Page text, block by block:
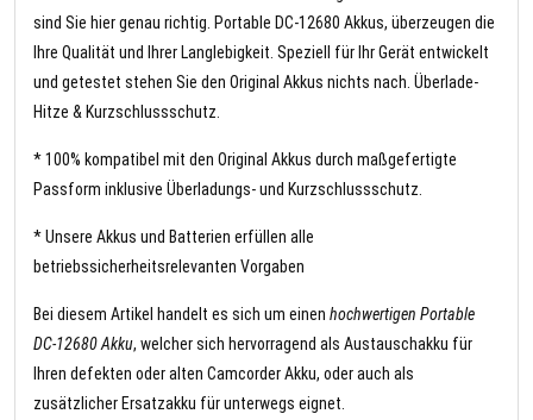
sind Sie hier genau richtig. Portable DC-12680 Akkus, überzeugen die
Ihre Qualität und Ihrer Langlebigkeit. Speziell für Ihr Gerät entwickelt
und getestet stehen Sie den Original Akkus nichts nach. Überlade-
Hitze & Kurzschlussschutz.
* 100% kompatibel mit den Original Akkus durch maßgefertigte
Passform inklusive Überladungs- und Kurzschlussschutz.
* Unsere Akkus und Batterien erfüllen alle
betriebssicherheitsrelevanten Vorgaben
Bei diesem Artikel handelt es sich um einen hochwertigen Portable
DC-12680 Akku, welcher sich hervorragend als Austauschakku für
Ihren defekten oder alten Camcorder Akku, oder auch als
zusätzlicher Ersatzakku für unterwegs eignet.